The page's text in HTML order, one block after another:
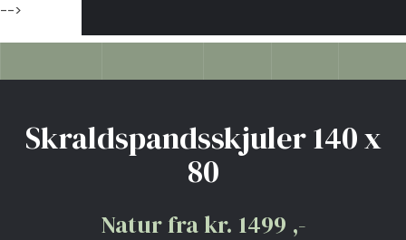
-->
Skraldspandsskjuler 140 x
80
Natur ​​​fra kr. 1499 ,-